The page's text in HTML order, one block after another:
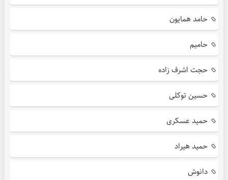
حامد همایون
حامیم
حجت اشرف زاده
حسین توکلی
حمید عسکری
حمید هیراد
دانوش